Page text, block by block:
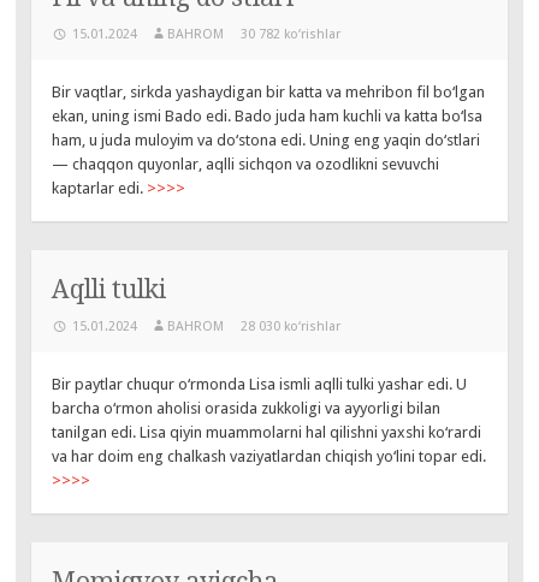
15.01.2024 BAHROM 30 782 ko‘rishlar
Bir vaqtlar, sirkda yashaydigan bir katta va mehribon fil bo‘lgan
ekan, uning ismi Bado edi. Bado juda ham kuchli va katta bo‘lsa
ham, u juda muloyim va do‘stona edi. Uning eng yaqin do‘stlari
— chaqqon quyonlar, aqlli sichqon va ozodlikni sevuvchi
kaptarlar edi. >>>>
Aqlli tulki
15.01.2024 BAHROM 28 030 ko‘rishlar
Bir paytlar chuqur o‘rmondaLisa ismli aqlli tulki yashar edi. U
barcha o‘rmon aholisi orasida zukkoligi va ayyorligi bilan
tanilgan edi.Lisa qiyin muammolarni hal qilishni yaxshi ko‘rardi
va har doim eng chalkash vaziyatlardan chiqish yo‘lini topar edi.
>>>>